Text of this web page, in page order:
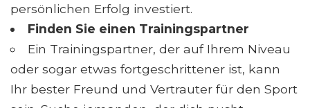
persönlichen Erfolg investiert.
Finden Sie einen Trainingspartner
Ein Trainingspartner, der auf Ihrem Niveau
oder sogar etwas fortgeschrittener ist, kann
Ihr bester Freund und Vertrauter für den Sport